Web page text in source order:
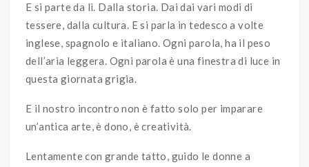
E si parte da lì. Dalla storia. Dai dai vari modi di
tessere, dalla cultura. E si parla in tedesco a volte
inglese, spagnolo e italiano. Ogni parola, ha il peso
dell’aria leggera. Ogni parola è una finestra di luce in
questa giornata grigia.
E il nostro incontro non è fatto solo per imparare
un’antica arte, è dono, è creatività.
Lentamente con grande tatto, guido le donne a